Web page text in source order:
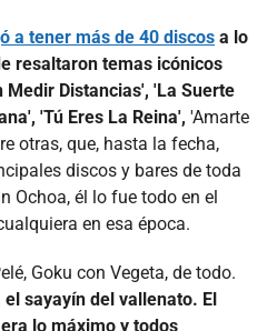
a tener más de 40 discos a lo
resaltaron temas icónicos
Medir Distancias', 'La Suerte
'Tú Eres La Reina', 'Amarte
otras, que, hasta la fecha,
discos y bares de toda
Ochoa, él lo fue todo en el
en esa época.
Goku con Vegeta, de todo.
sayayín del vallenato. El
lo máximo y todos